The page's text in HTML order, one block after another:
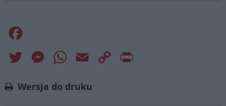
Twitter MessengerWhatsApp
Email
Copy
Wersja do druku